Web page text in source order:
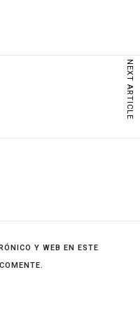
Y WEB EN ESTE
NEXT ARTICLE